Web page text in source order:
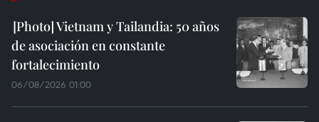
Vietnam y Tailandia: 50 años
de asociación en constante
fortalecimiento
06/08/2026 01:00